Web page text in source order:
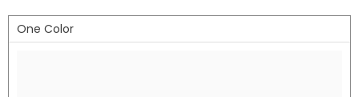
One Color